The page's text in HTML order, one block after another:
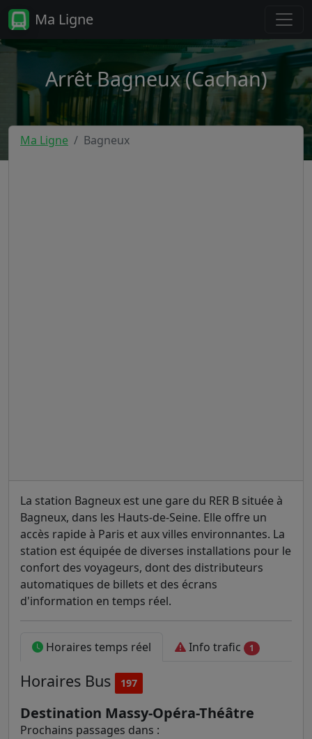
Ma Ligne
Arrêt Bagneux (Cachan)
Ma Ligne Bagneux
La station Bagneux est une gare du RER B située à
Bagneux, dans les Hauts-de-Seine. Elle offre un
accès rapide à Paris et aux villes environnantes. La
station est équipée de diverses installations pour le
confort des voyageurs, dont des distributeurs
automatiques de billets et des écrans
d'information en temps réel.
Horaires temps réel Info trafic 1
Horaires Bus 197
Destination Massy-Opéra-Théâtre
Prochains passages dans :